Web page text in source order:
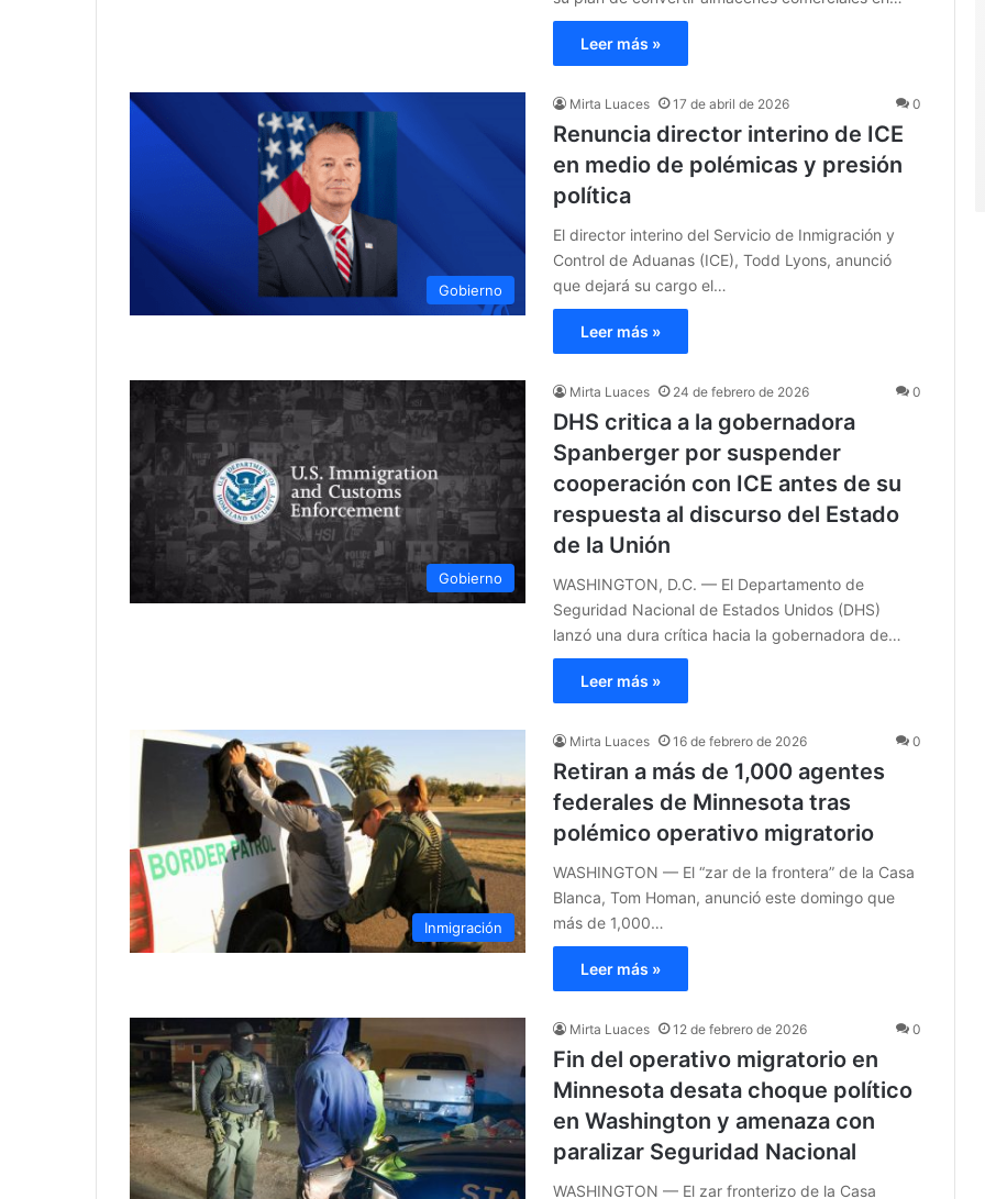
Leer más »
Gobierno
Mirta Luaces 17 de abril de 2026 0
Renuncia director interino de ICE
en medio de polémicas y presión
política
El director interino del Servicio de Inmigración y
Control de Aduanas (ICE), Todd Lyons, anunció
que dejará su cargo el…
Leer más »
Gobierno
Mirta Luaces 24 de febrero de 2026 0
DHS critica a la gobernadora
Spanberger por suspender
cooperación con ICE antes de su
respuesta al discurso del Estado
de la Unión
WASHINGTON, D.C. — El Departamento de
Seguridad Nacional de Estados Unidos (DHS)
lanzó una dura crítica hacia la gobernadora de…
Leer más »
Inmigración
Mirta Luaces 16 de febrero de 2026 0
Retiran a más de 1,000 agentes
federales de Minnesota tras
polémico operativo migratorio
WASHINGTON — El “zar de la frontera” de la Casa
Blanca, Tom Homan, anunció este domingo que
más de 1,000…
Leer más »
Mirta Luaces 12 de febrero de 2026 0
Fin del operativo migratorio en
Minnesota desata choque político
en Washington y amenaza con
paralizar Seguridad Nacional
WASHINGTON — El zar fronterizo de la Casa